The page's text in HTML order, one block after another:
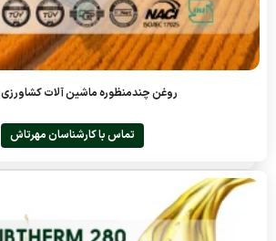
روغن چندمنظوره ماشین آلات کشاورزی UTTO
تماس با کارشناسان مهرتاش